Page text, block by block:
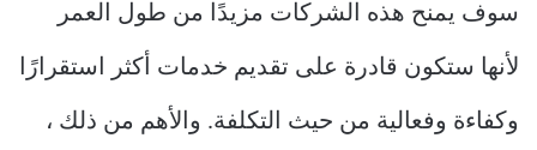
سوف يمنح هذه الشركات مزيدًا من طول العمر
لأنها ستكون قادرة على تقديم خدمات أكثر استقرارًا
وكفاءة وفعالية من حيث التكلفة. والأهم من ذلك ،